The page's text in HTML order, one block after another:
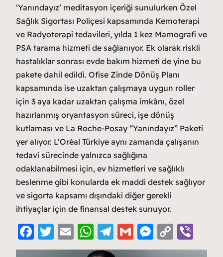
‘Yanındayız’ meditasyon içeriği sunulurken Özel
Sağlık Sigortası Poliçesi kapsamında Kemoterapi
ve Radyoterapi tedavileri, yılda 1 kez Mamografi ve
PSA tarama hizmeti de sağlanıyor. Ek olarak riskli
hastalıklar sonrası evde bakım hizmeti de yine bu
pakete dahil edildi. Ofise Zinde Dönüş Planı
kapsamında ise uzaktan çalışmaya uygun roller
için 3 aya kadar uzaktan çalışma imkânı, özel
hazırlanmış oryantasyon süreci, işe dönüş
kutlaması ve La Roche-Posay “Yanındayız” Paketi
yer alıyor. L’Oréal Türkiye aynı zamanda çalışanın
tedavi sürecinde yalnızca sağlığına
odaklanabilmesi için, ev hizmetleri ve sağlıklı
beslenme gibi konularda ek maddi destek sağlıyor
ve sigorta kapsamı dışındaki diğer gerekli
ihtiyaçlar için de finansal destek sunuyor.
F
a
T
w
E
m
W
h
T
el
G
m
M
e
C
o b